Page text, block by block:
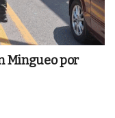
Mingueo por